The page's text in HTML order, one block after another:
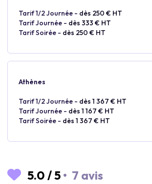
Tarif 1/2 Journée - dès 250 € HT
Tarif Journée - dès 333 € HT
Tarif Soirée - dès 250 € HT
Athènes
Tarif 1/2 Journée - dès 1 367 € HT
Tarif Journée - dès 1 167 € HT
Tarif Soirée - dès 1 367 € HT
5.0 /5 • 7 avis